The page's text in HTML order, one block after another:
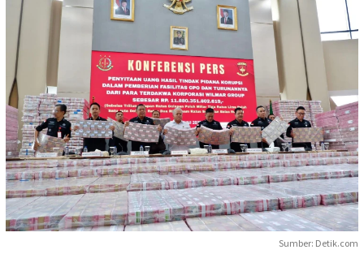
Sumber: Detik.com